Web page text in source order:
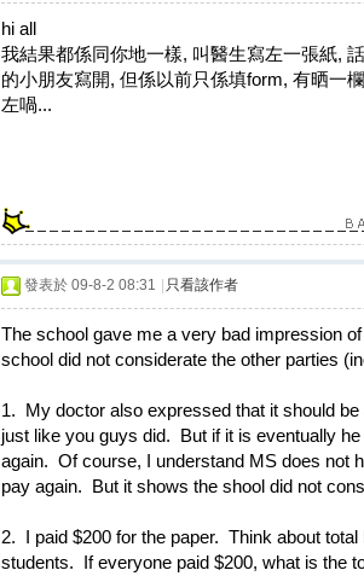
hi all
我結果都係同你地一樣, 叫醫生寫左一張紙,
的小朋友寫開, 但係以前只係填form, 有晒一
左喎...
發表於 09-8-2 08:31 只看該作者
The school gave me a very bad impression
school did not considerate the other parties
1. My doctor also expressed that it should
just like you guys did. But if it is eventually
again. Of course, I understand MS does not
pay again. But it shows the shool did not
2. I paid $200 for the paper. Think about
students. If everyone paid $200, what is the